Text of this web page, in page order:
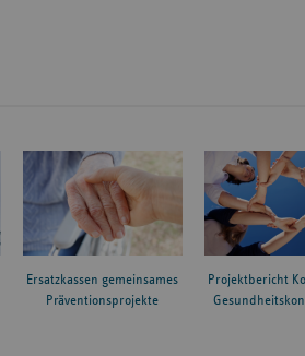
Ersatzkassen gemeinsames
Präventionsprojekte
Projektbericht